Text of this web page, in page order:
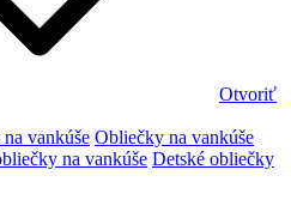
Otvoriť
vankúše Obliečky na vankúše
na vankúše Detské obliečky